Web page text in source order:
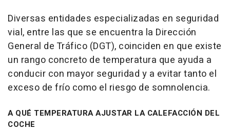
Diversas entidades especializadas en seguridad
vial, entre las que se encuentra la Dirección
General de Tráfico (DGT), coinciden en que existe
un rango concreto de temperatura que ayuda a
conducir con mayor seguridad y a evitar tanto el
exceso de frío como el riesgo de somnolencia.
A QUÉ TEMPERATURA AJUSTAR LA CALEFACCIÓN DEL
COCHE